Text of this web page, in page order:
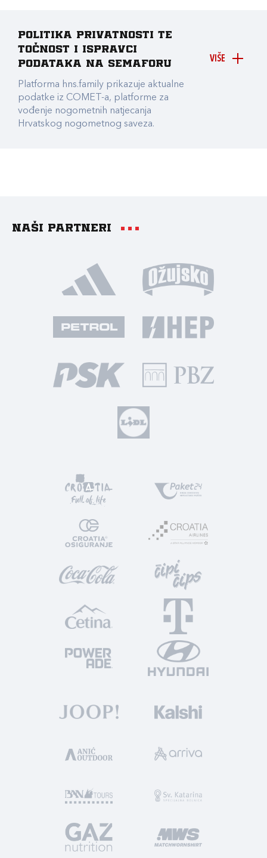
VIŠE
Politika privatnosti te
točnost i ispravci
podataka na Semaforu
Platforma hns.family prikazuje aktualne
podatke iz COMET-a, platforme za
vođenje nogometnih natjecanja
Hrvatskog nogometnog saveza.
Naši partneri